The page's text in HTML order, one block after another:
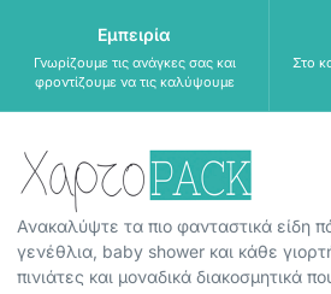
Εμπειρία
Γνωρίζουμε τις ανάγκες σας και
φροντίζουμε να τις καλύψουμε
Στο
Ανακαλύψτε τα πιο φανταστικά είδη
γενέθλια, baby shower και κάθε
πινιάτες και μοναδικά διακοσμητικά